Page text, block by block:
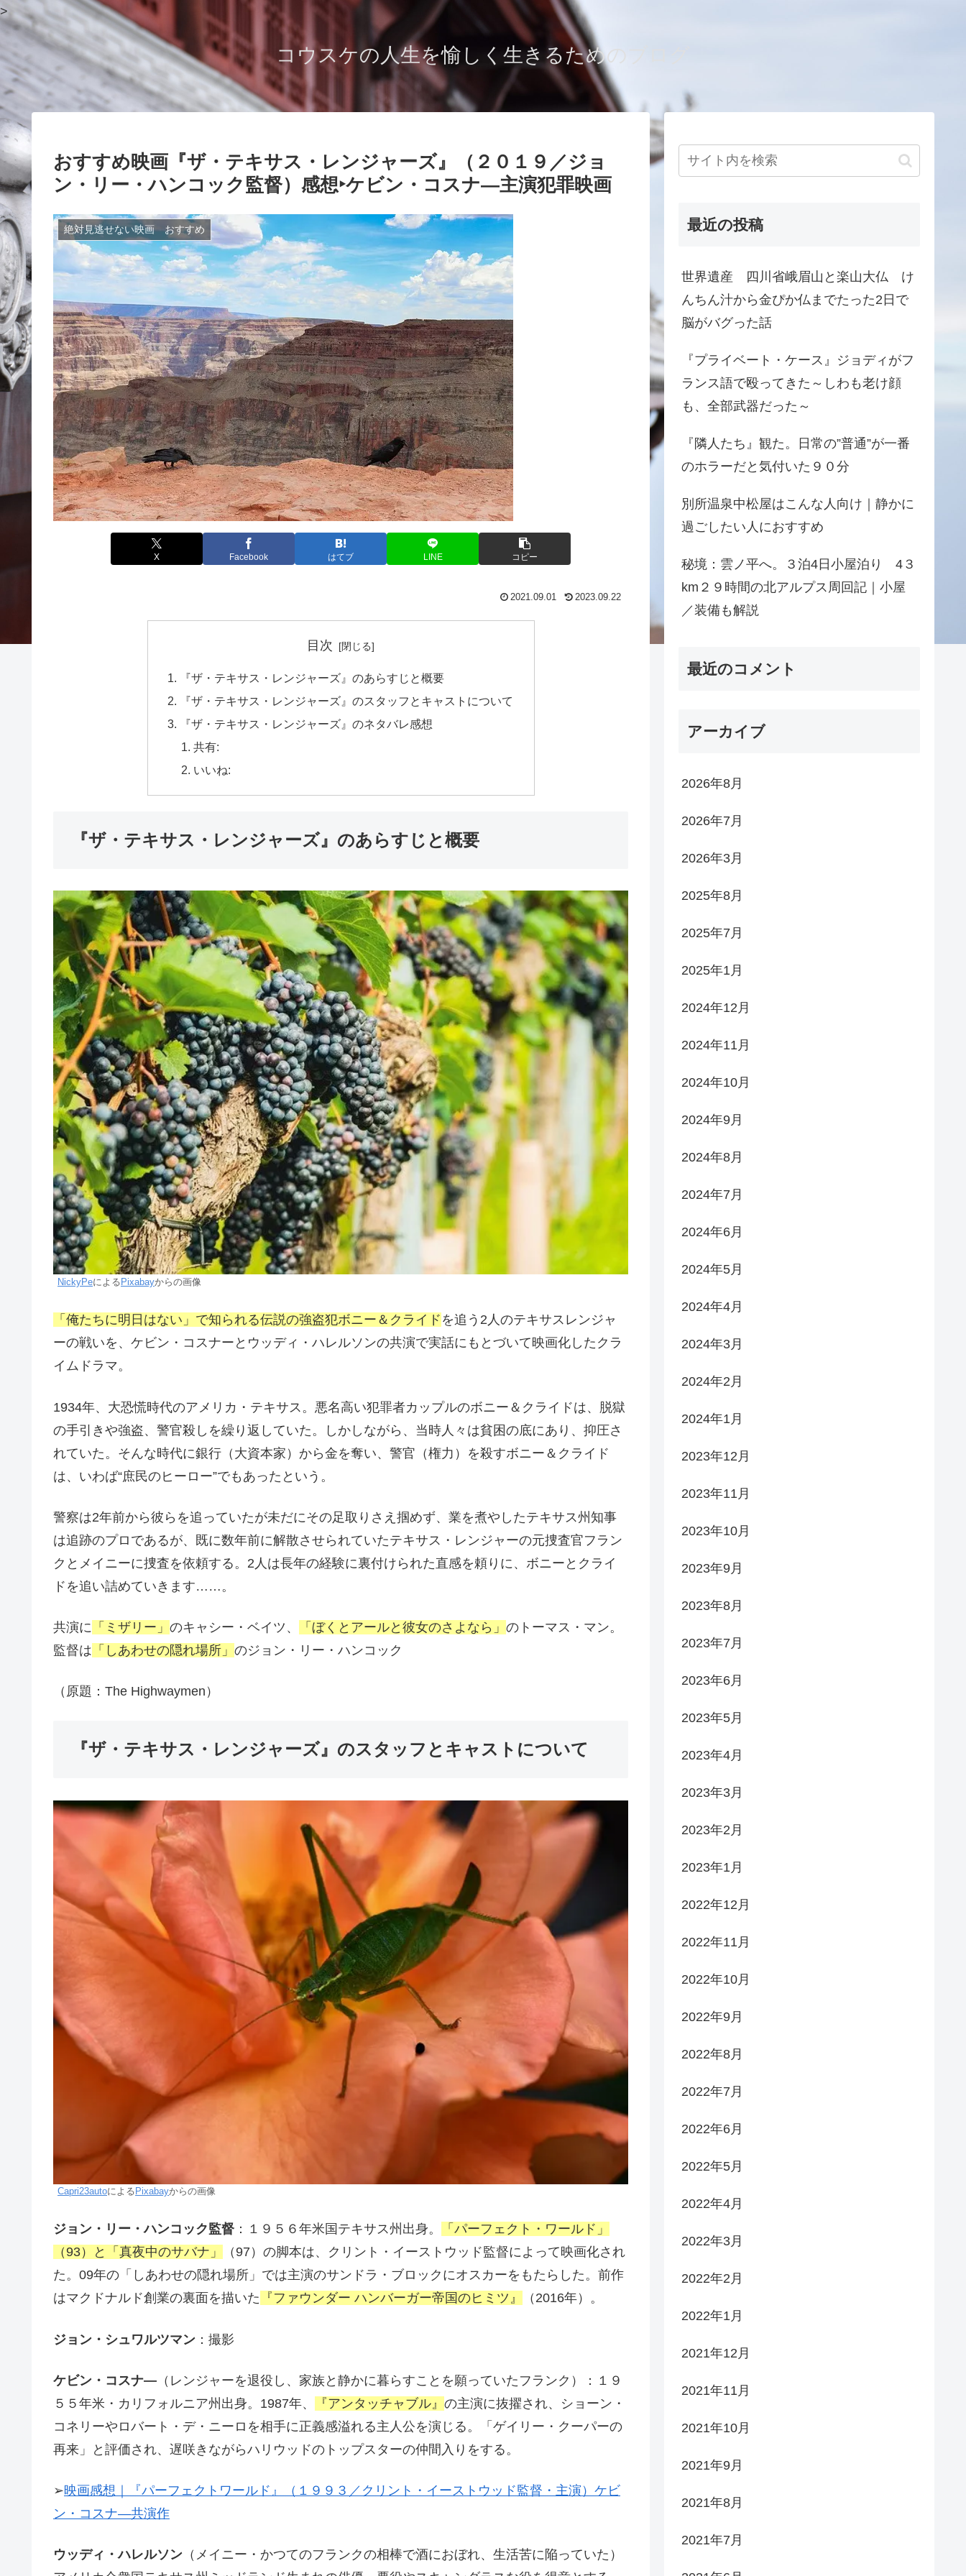
>
コウスケの人生を愉しく生きるためのブログ
おすすめ映画『ザ・テキサス・レンジャーズ』（２０１９／ジョ
ン・リー・ハンコック監督）感想‣ケビン・コスナ―主演犯罪映画
絶対見逃せない映画 おすすめ
X Facebook はてブ LINE コピー
2021.09.01 2023.09.22
目次
『ザ・テキサス・レンジャーズ』のあらすじと概要
『ザ・テキサス・レンジャーズ』のスタッフとキャストについて
『ザ・テキサス・レンジャーズ』のネタバレ感想
共有:
いいね:
『ザ・テキサス・レンジャーズ』のあらすじと概要
NickyPeによる Pixabayからの画像
「俺たちに明日はない」で知られる伝説の強盗犯ボニー＆クライド を追う2人のテキサスレンジャ
ーの戦いを、ケビン・コスナーとウッディ・ハレルソンの共演で実話にもとづいて映画化したクラ
イムドラマ。
1934年、大恐慌時代のアメリカ・テキサス。悪名高い犯罪者カップルのボニー＆クライドは、脱獄
の手引きや強盗、警官殺しを繰り返していた。しかしながら、当時人々は貧困の底にあり、抑圧さ
れていた。そんな時代に銀行（大資本家）から金を奪い、警官（権力）を殺すボニー＆クライド
は、いわば“庶民のヒーロー”でもあったという。
警察は2年前から彼らを追っていたが未だにその足取りさえ掴めず、業を煮やしたテキサス州知事
は追跡のプロであるが、既に数年前に解散させられていたテキサス・レンジャーの元捜査官フラン
クとメイニーに捜査を依頼する。2人は長年の経験に裏付けられた直感を頼りに、ボニーとクライ
ドを追い詰めていきます……。
共演に 「ミザリー」 のキャシー・ベイツ、 「ぼくとアールと彼女のさよなら」 のトーマス・マン。
監督は 「しあわせの隠れ場所」 のジョン・リー・ハンコック
（原題：The Highwaymen）
『ザ・テキサス・レンジャーズ』のスタッフとキャストについて
Capri23autoによる Pixabayからの画像
ジョン・リー・ハンコック監督 ：１９５６年米国テキサス州出身。
「パーフェクト・ワールド」
（93）と「真夜中のサバナ」
（97）の脚本は、クリント・イーストウッド監督によって映画化され
た。09年の「しあわせの隠れ場所」では主演のサンドラ・ブロックにオスカーをもたらした。前作
はマクドナルド創業の裏面を描いた 『ファウンダー ハンバーガー帝国のヒミツ』 （2016年）。
ジョン・シュワルツマン ：撮影
ケビン・コスナ― （レンジャーを退役し、家族と静かに暮らすことを願っていたフランク）：１９
５５年米・カリフォルニア州出身。1987年、
『アンタッチャブル』 の主演に抜擢され、ショーン・
コネリーやロバート・デ・ニーロを相手に正義感溢れる主人公を演じる。「ゲイリー・クーパーの
再来」と評価され、遅咲きながらハリウッドのトップスターの仲間入りをする。
➢映画感想｜『パーフェクトワールド』（１９９３／クリント・イーストウッド監督・主演）ケビ
ン・コスナ―共演作
ウッディ・ハレルソン （メイニー・かつてのフランクの相棒で酒におぼれ、生活苦に陥っていた）
最近の投稿
世界遺産 四川省峨眉山と楽山大仏 け
んちん汁から金ぴか仏までたった2日で
脳がバグった話
『プライベート・ケース』ジョディがフ
ランス語で殴ってきた～しわも老け顔
も、全部武器だった～
『隣人たち』観た。日常の”普通”が一番
のホラーだと気付いた９０分
別所温泉中松屋はこんな人向け｜静かに
過ごしたい人におすすめ
秘境：雲ノ平へ。３泊4日小屋泊り 4３
km２９時間の北アルプス周回記｜小屋
／装備も解説
最近のコメント
アーカイブ
2026年8月
2026年7月
2026年3月
2025年8月
2025年7月
2025年1月
2024年12月
2024年11月
2024年10月
2024年9月
2024年8月
2024年7月
2024年6月
2024年5月
2024年4月
2024年3月
2024年2月
2024年1月
2023年12月
2023年11月
2023年10月
2023年9月
2023年8月
2023年7月
2023年6月
2023年5月
2023年4月
2023年3月
2023年2月
2023年1月
2022年12月
2022年11月
2022年10月
2022年9月
2022年8月
2022年7月
2022年6月
2022年5月
2022年4月
2022年3月
2022年2月
2022年1月
2021年12月
2021年11月
2021年10月
2021年9月
2021年8月
2021年7月